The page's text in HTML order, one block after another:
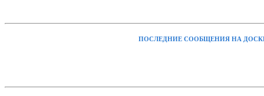
ПОСЛЕДНИЕ СООБЩЕНИЯ НА